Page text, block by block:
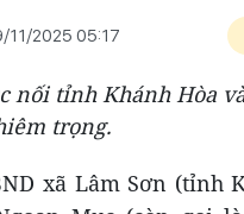
11/2025 05:17
nối tỉnh Khánh Hòa
trọng.
xã Lâm Sơn